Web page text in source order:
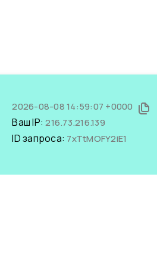
2026-08-08 14:59:07 +0000
Ваш IP:216.73.216.139
ID запроса: 7xTtMOFY2iE1